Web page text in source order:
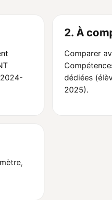
2. À
Comparer
dédiées
2025).